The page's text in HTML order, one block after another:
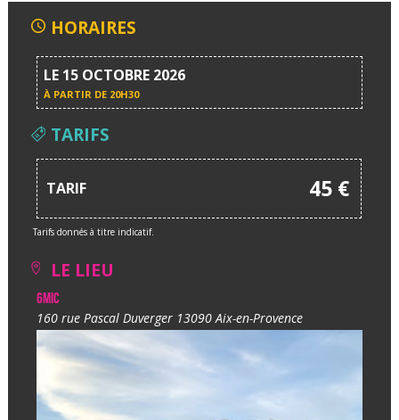
HORAIRES
LE 15 OCTOBRE 2026
À PARTIR DE 20H30
TARIFS
TARIF 45 €
Tarifs donnés à titre indicatif.
LE LIEU
6MIC
160 rue Pascal Duverger 13090 Aix-en-Provence